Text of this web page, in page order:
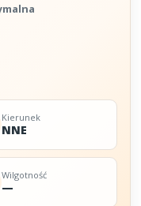
Kierunek
NNE
Wilgotność
—